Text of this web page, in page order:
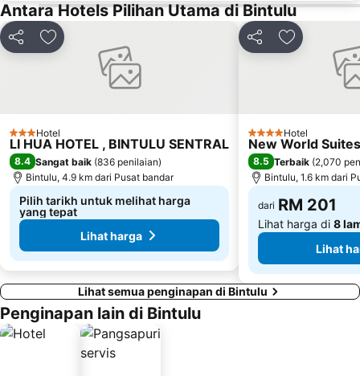
Antara Hotels Pilihan Utama di Bintulu
Kongsi Tambah ke favorit
3 Bintang
Hotel
LI HUA HOTEL , BINTULU SENTRAL
8.4 Sangat baik (836 penilaian)
Bintulu, 4.9 km dari Pusat bandar
Pilih tarikh untuk melihat harga
yang tepat
Lihat harga
Kongsi Tambah ke
4 Bintang
Hotel
New World Suites
8.5 Terbaik (2,070
Bintulu, 1.6 km dari
dari RM 201
Lihat harga di 8
Lihat
Lihat semua penginapan di Bintulu
Penginapan lain di Bintulu